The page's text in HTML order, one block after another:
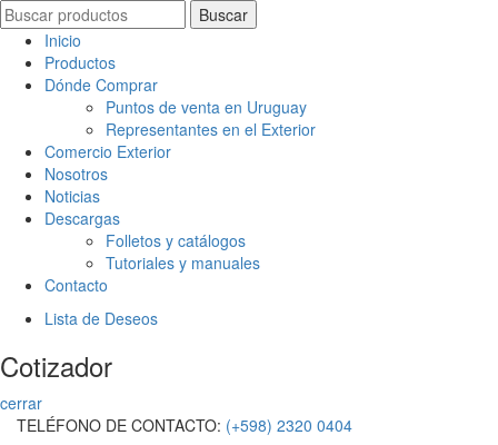
Search
for:
Buscar
Inicio
Productos
Dónde Comprar
Puntos de venta en Uruguay
Representantes en el Exterior
Comercio Exterior
Nosotros
Noticias
Descargas
Folletos y catálogos
Tutoriales y manuales
Contacto
Lista de Deseos
Cotizador
cerrar
TELÉFONO DE CONTACTO: (+598) 2320 0404